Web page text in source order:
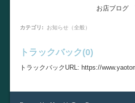
お店ブログ
カテゴリ : お知らせ（全般）
トラックバック(0)
トラックバックURL: https://